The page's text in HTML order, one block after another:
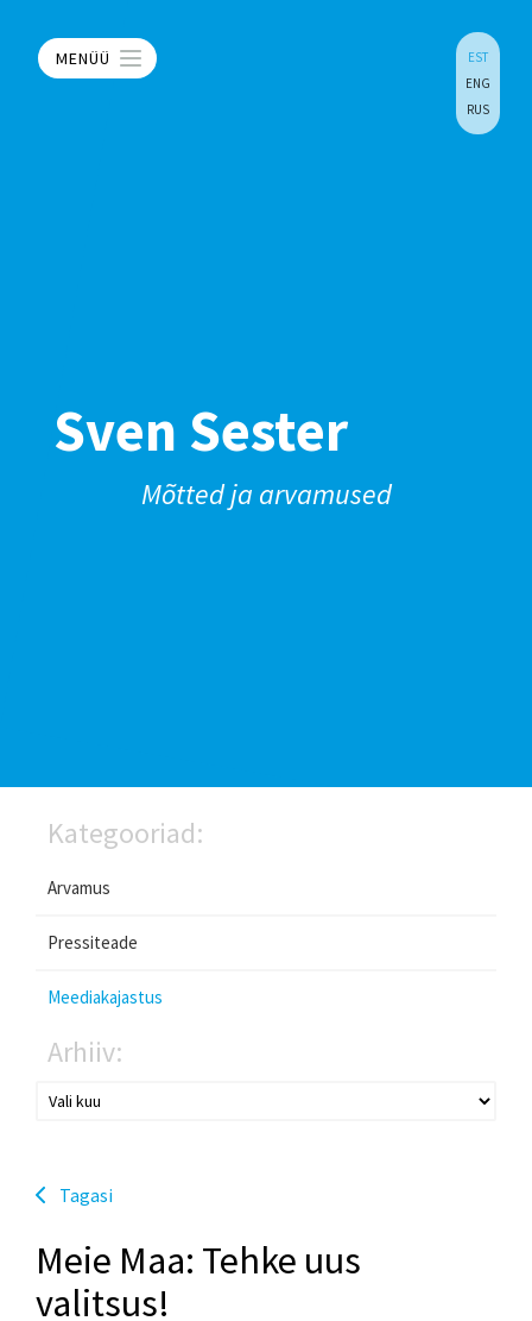
MENÜÜ
EST
ENG
RUS
Sven Sester
Mõtted ja arvamused
Kategooriad:
Arvamus
Pressiteade
Meediakajastus
Arhiiv:
Tagasi
Meie Maa: Tehke uus
valitsus!